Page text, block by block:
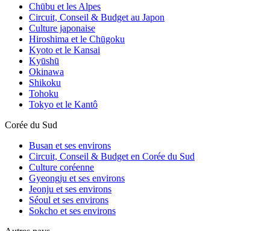
Chūbu et les Alpes
Circuit, Conseil & Budget au Japon
Culture japonaise
Hiroshima et le Chūgoku
Kyoto et le Kansai
Kyūshū
Okinawa
Shikoku
Tohoku
Tokyo et le Kantô
Corée du Sud
Busan et ses environs
Circuit, Conseil & Budget en Corée du Sud
Culture coréenne
Gyeongju et ses environs
Jeonju et ses environs
Séoul et ses environs
Sokcho et ses environs